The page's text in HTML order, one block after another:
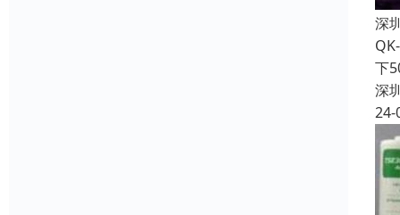
深
下
深
24-